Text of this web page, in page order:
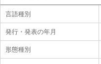
言語種別
発行・発表の年月
形態種別